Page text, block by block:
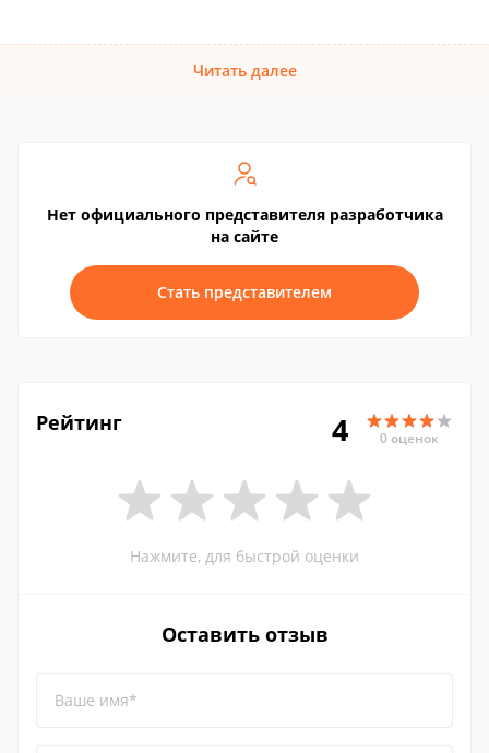
Читать далее
Нет официального представителя разработчика
на сайте
Стать представителем
Рейтинг 4 0 оценок
Нажмите, для быстрой оценки
Оставить отзыв
Ваше имя*